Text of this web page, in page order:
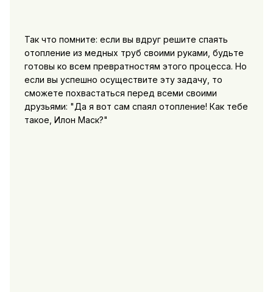
Так что помните: если вы вдруг решите спаять
отопление из медных труб своими руками, будьте
готовы ко всем превратностям этого процесса. Но
если вы успешно осуществите эту задачу, то
сможете похвастаться перед всеми своими
друзьями: "Да я вот сам спаял отопление! Как тебе
такое, Илон Маск?"